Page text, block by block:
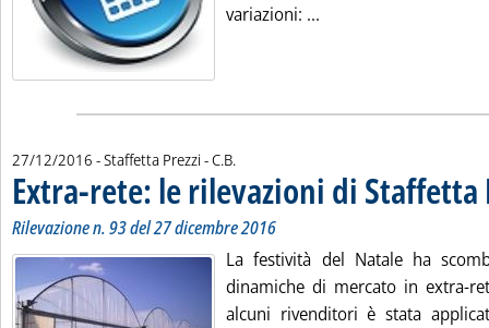
variazioni: ...
27/12/2016 - Staffetta Prezzi -di:
C.B.
Extra-rete: le rilevazioni di Staffetta
Rilevazione n. 93 del 27 dicembre 2016
La festività del Natale ha
dinamiche di mercato in extra-
alcuni rivenditori è stata